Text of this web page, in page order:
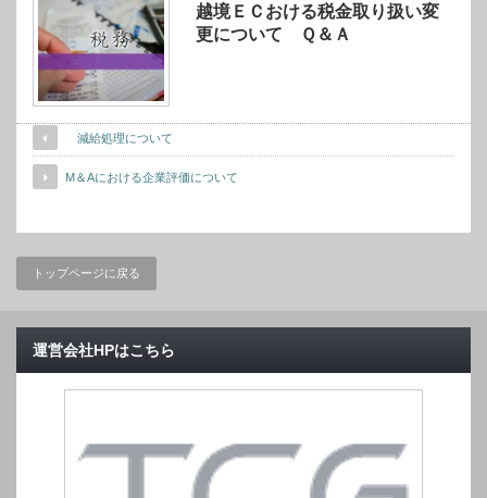
越境ＥＣおける税金取り扱い変
更について Ｑ＆Ａ
減給処理について
M＆Aにおける企業評価について
トップページに戻る
運営会社HPはこちら